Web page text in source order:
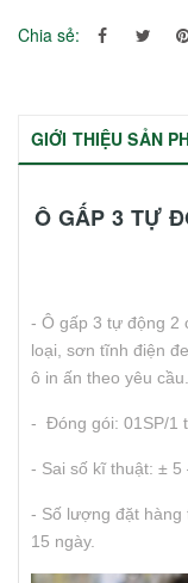
Chia sẻ:
GIỚI THIỆU SẢN
Ô GẤP 3 TỰ
- Ô gấp 3 tự động 2
loại, sơn tĩnh điện
ô in ấn theo yêu cầu.
- Đóng gói: 01SP/1
- Sai số kĩ thuật: ± 5
- Số lượng đặt hàng
15 ngày.